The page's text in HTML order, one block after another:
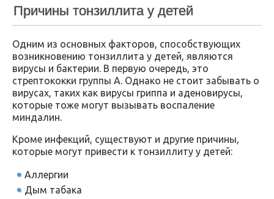
Причины тонзиллита у детей
Одним из основных факторов, способствующих
возникновению тонзиллита у детей, являются
вирусы и бактерии. В первую очередь, это
стрептококки группы А. Однако не стоит забывать о
вирусах, таких как вирусы гриппа и аденовирусы,
которые тоже могут вызывать воспаление
миндалин.
Кроме инфекций, существуют и другие причины,
которые могут привести к тонзиллиту у детей:
Аллергии
Дым табака